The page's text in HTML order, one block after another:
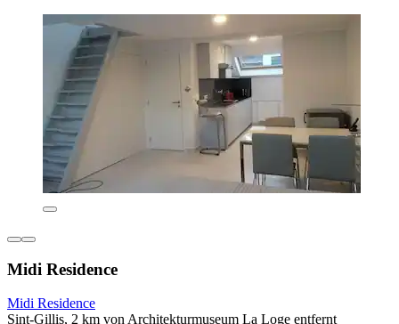
Midi Residence
Midi Residence
Sint-Gillis, 2 km von Architekturmuseum La Loge entfernt